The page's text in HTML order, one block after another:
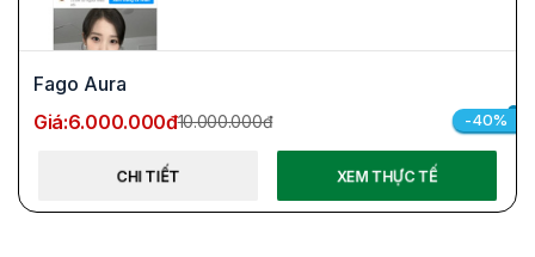
Fago Aura
Giá:6.000.000đ10.000.000đ -40%
CHI TIẾT XEM THỰC TẾ